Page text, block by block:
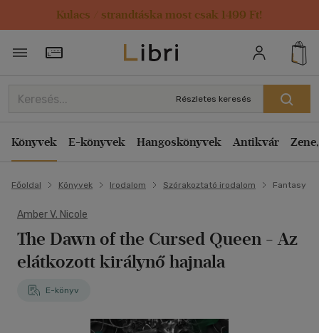
Kulacs / strandtáska most csak 1499 Ft!
Törzsvásárlói Kártya adatai
Részletes keresés
Könyvek E-könyvek Hangoskönyvek Antikvár
Főoldal Könyvek Irodalom Szórakoztató irodalom Fantasy
Amber V. Nicole
The Dawn of the Cursed Queen - Az
elátkozott királynő hajnala
E-könyv